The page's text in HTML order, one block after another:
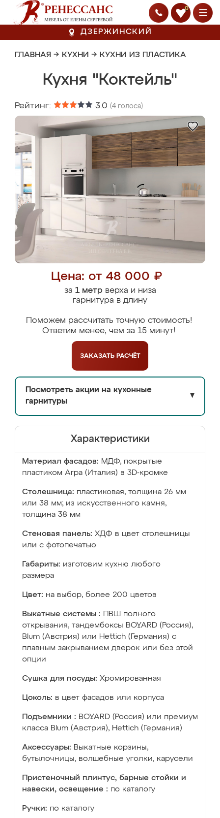
0
ДЗЕРЖИНСКИЙ
ГЛАВНАЯ → КУХНИ → КУХНИ ИЗ ПЛАСТИКА
Кухня "Коктейль"
Рейтинг: 3.0 (4 голоса)
Цена: от 48 000 ₽
за 1 метрверха и низа
гарнитура в длину
Поможем рассчитать точную стоимость!
Ответим менее, чем за 15 минут!
ЗАКАЗАТЬ РАСЧЁТ
Посмотреть акции на кухонные
гарнитуры
▼
Характеристики
Материал фасадов: МДФ, покрытые
пластиком Arpa (Италия) в 3D-кромке
Столешница: пластиковая, толщина 26 мм
или 38 мм; из искусственного камня,
толщина 38 мм
Стеновая панель: ХДФ в цвет столешницы
или с фотопечатью
Габариты: изготовим кухню любого
размера
Цвет: на выбор, более 200 цветов
Выкатные системы :
ПВШ полного
открывания, тандембоксы BOYARD (Россия),
Blum (Австрия) или Hettich (Германия) с
плавным закрыванием дверок или без этой
опции
Сушка для посуды: Хромированная
Цоколь: в цвет фасадов или корпуса
Подъемники : BOYARD (Россия) или премиум
класса Blum (Австрия), Hettich (Германия)
Аксессуары: Выкатные корзины,
бутылочницы, волшебные уголки, карусели
Пристеночный плинтус, барные стойки и
навески, освещение : по каталогу
Ручки: по каталогу